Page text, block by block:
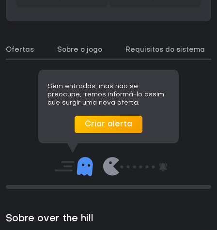
Ofertas Sobre o jogo Requisitos do sistema
Sem entradas, mas não se
preocupe, iremos informá-lo assim
que surgir uma nova oferta.
Criar alerta
Sobre over the hill